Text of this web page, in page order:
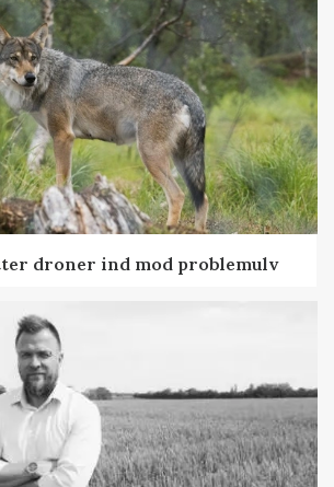
droner ind mod problemulv